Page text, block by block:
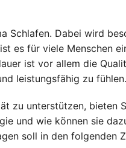
Schlafen. Dabei wird
es für viele Menschen
ist vor allem die
leistungsfähig zu fühlen.
zu unterstützen, bieten
und wie können sie
soll in den folgenden